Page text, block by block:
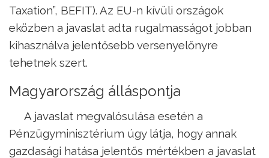
Taxation”, BEFIT). Az EU-n kívüli országok
eközben a javaslat adta rugalmasságot jobban
kihasználva jelentősebb versenyelőnyre
tehetnek szert.
Magyarország álláspontja
A javaslat megvalósulása esetén a
Pénzügyminisztérium úgy látja, hogy annak
gazdasági hatása jelentős mértékben a javaslat